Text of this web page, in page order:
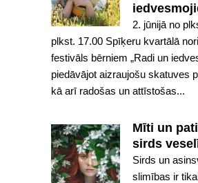
2. jūnijā no
plkst. 17.00 Spīķeru kvartālā
festivāls bērniem „Radi un
piedāvājot aizraujošu skatuves
kā arī radošas un attīstošas...
Mīti un
sirds
Sirds un
slimības ir